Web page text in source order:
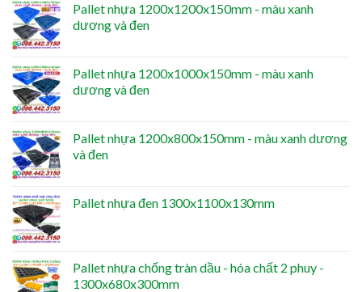
Pallet nhựa 1200x1200x150mm - màu xanh
dương và đen
Pallet nhựa 1200x1000x150mm - màu xanh
dương và đen
Pallet nhựa 1200x800x150mm - màu xanh dương
và đen
Pallet nhựa đen 1300x1100x130mm
Pallet nhựa chống tràn dầu - hóa chất 2 phuy -
1300x680x300mm